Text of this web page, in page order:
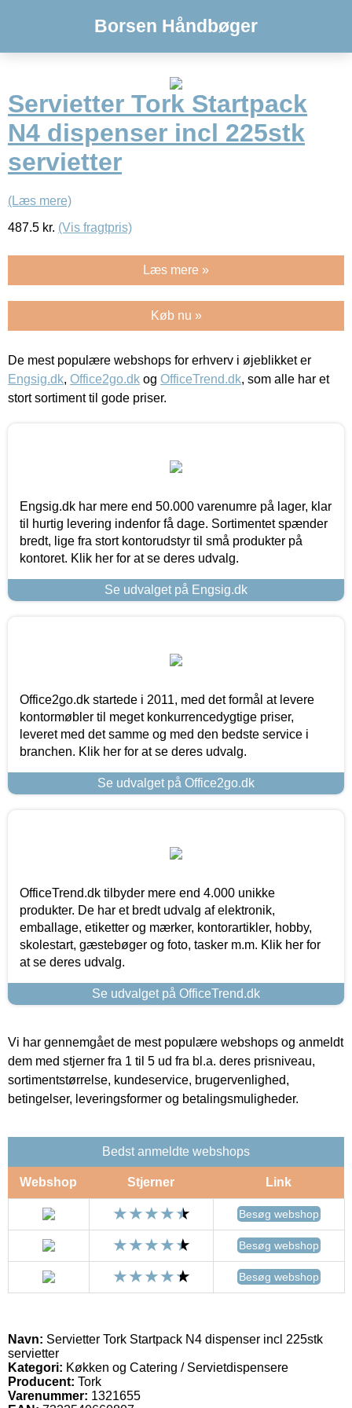
Borsen Håndbøger
Servietter Tork Startpack
N4 dispenser incl 225stk
servietter
(Læs mere)
487.5 kr. (Vis fragtpris)
Læs mere »
Køb nu »
De mest populære webshops for erhverv i øjeblikket er
Engsig.dk, Office2go.dk og OfficeTrend.dk, som alle har et
stort sortiment til gode priser.
Engsig.dk har mere end 50.000 varenumre på lager, klar
til hurtig levering indenfor få dage. Sortimentet spænder
bredt, lige fra stort kontorudstyr til små produkter på
kontoret. Klik her for at se deres udvalg.
Se udvalget på Engsig.dk
Office2go.dk startede i 2011, med det formål at levere
kontormøbler til meget konkurrencedygtige priser,
leveret med det samme og med den bedste service i
branchen. Klik her for at se deres udvalg.
Se udvalget på Office2go.dk
OfficeTrend.dk tilbyder mere end 4.000 unikke
produkter. De har et bredt udvalg af elektronik,
emballage, etiketter og mærker, kontorartikler, hobby,
skolestart, gæstebøger og foto, tasker m.m. Klik her for
at se deres udvalg.
Se udvalget på OfficeTrend.dk
Vi har gennemgået de mest populære webshops og anmeldt
dem med stjerner fra 1 til 5 ud fra bl.a. deres prisniveau,
sortimentstørrelse, kundeservice, brugervenlighed,
betingelser, leveringsformer og betalingsmuligheder.
Bedst anmeldte webshops
Webshop Stjerner Link
Besøg webshop
Besøg webshop
Besøg webshop
Navn: Servietter Tork Startpack N4 dispenser incl 225stk
servietter
Kategori: Køkken og Catering / Servietdispensere
Producent: Tork
Varenummer: 1321655